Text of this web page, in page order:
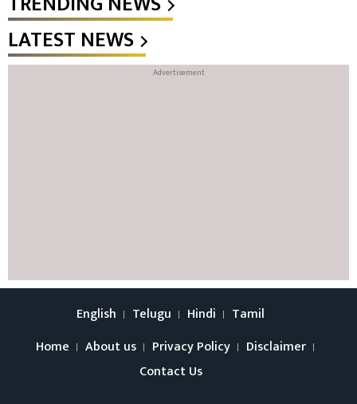
LATEST NEWS
English Telugu Hindi
Tamil
Home
About us Privacy Policy
Disclaimer
Contact Us